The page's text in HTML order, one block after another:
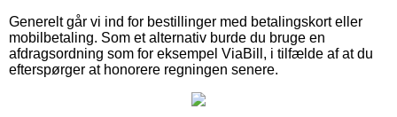
Generelt går vi ind for bestillinger med betalingskort eller
mobilbetaling. Som et alternativ burde du bruge en
afdragsordning som for eksempel ViaBill, i tilfælde af at du
efterspørger at honorere regningen senere.